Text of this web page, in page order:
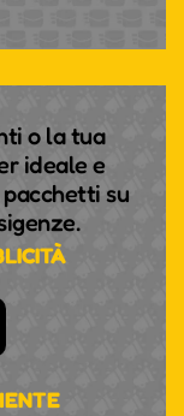
o la tua
ideale e
su